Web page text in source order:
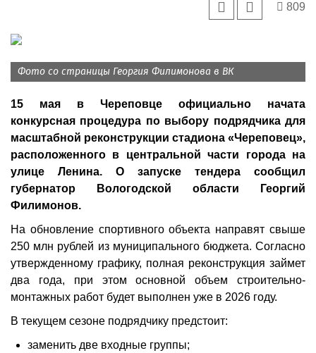
809
Фото со страницы Георгия Филимонова в ВК
15 мая в Череповце официально начата
конкурсная процедура по выбору подрядчика для
масштабной реконструкции стадиона «Череповец»,
расположенного в центральной части города на
улице Ленина. О запуске тендера сообщил
губернатор Вологодской области Георгий
Филимонов.
На обновление спортивного объекта направят свыше
250 млн рублей из муниципального бюджета. Согласно
утвержденному графику, полная реконструкция займет
два года, при этом основной объем строительно-
монтажных работ будет выполнен уже в 2026 году.
В текущем сезоне подрядчику предстоит:
заменить две входные группы;